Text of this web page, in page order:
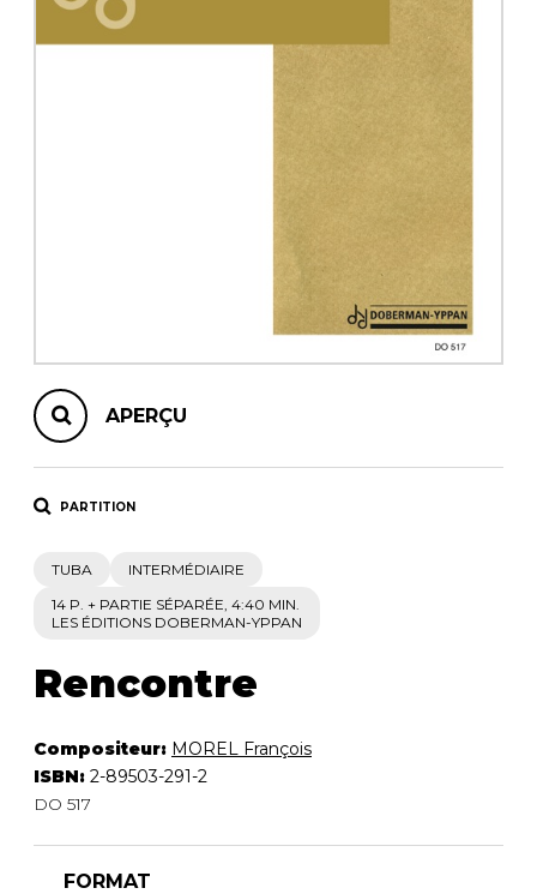
APERÇU
PARTITION
TUBA
INTERMÉDIAIRE
14 P. + PARTIE SÉPARÉE, 4:40 MIN.
LES ÉDITIONS DOBERMAN-YPPAN
Rencontre
Compositeur: MOREL François
ISBN: 2-89503-291-2
DO 517
FORMAT